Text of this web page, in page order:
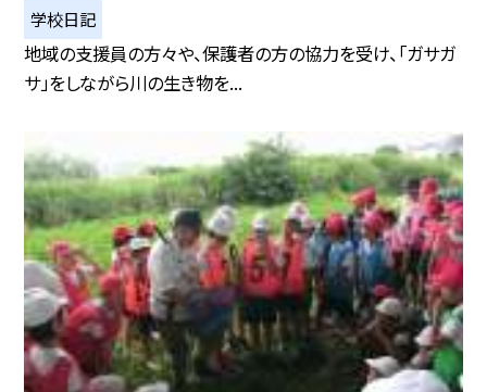
学校日記
地域の支援員の方々や、保護者の方の協力を受け、「ガサガ
サ」をしながら川の生き物を...